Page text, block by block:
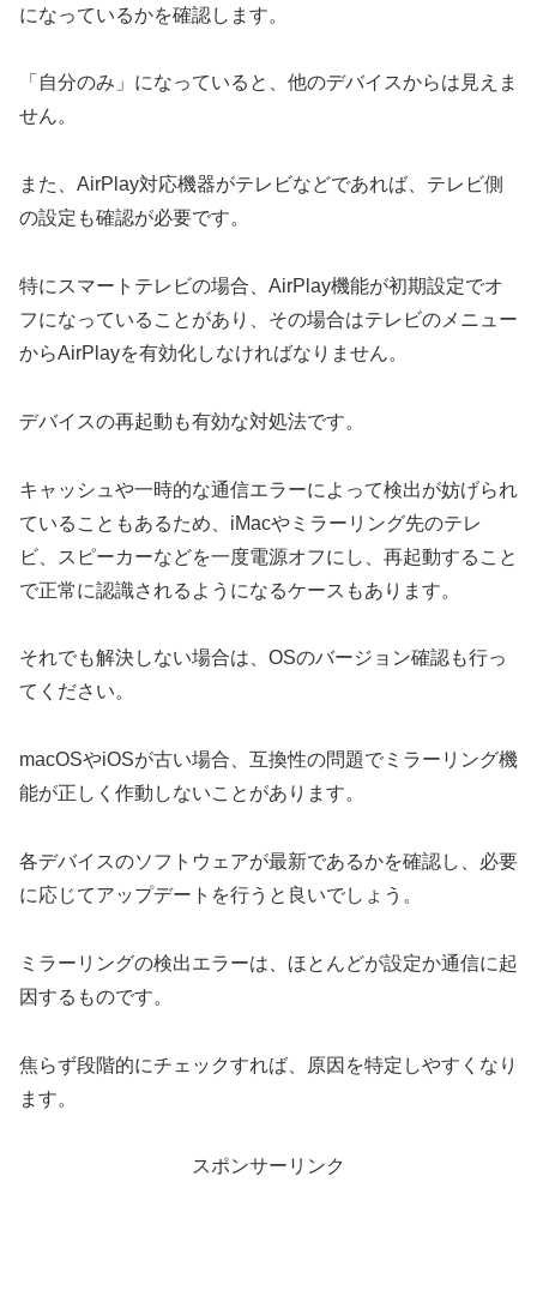
になっているかを確認します。
「自分のみ」になっていると、他のデバイスからは見えま
せん。
また、AirPlay対応機器がテレビなどであれば、テレビ側
の設定も確認が必要です。
特にスマートテレビの場合、AirPlay機能が初期設定でオ
フになっていることがあり、その場合はテレビのメニュー
からAirPlayを有効化しなければなりません。
デバイスの再起動も有効な対処法です。
キャッシュや一時的な通信エラーによって検出が妨げられ
ていることもあるため、iMacやミラーリング先のテレ
ビ、スピーカーなどを一度電源オフにし、再起動すること
で正常に認識されるようになるケースもあります。
それでも解決しない場合は、OSのバージョン確認も行っ
てください。
macOSやiOSが古い場合、互換性の問題でミラーリング機
能が正しく作動しないことがあります。
各デバイスのソフトウェアが最新であるかを確認し、必要
に応じてアップデートを行うと良いでしょう。
ミラーリングの検出エラーは、ほとんどが設定か通信に起
因するものです。
焦らず段階的にチェックすれば、原因を特定しやすくなり
ます。
スポンサーリンク